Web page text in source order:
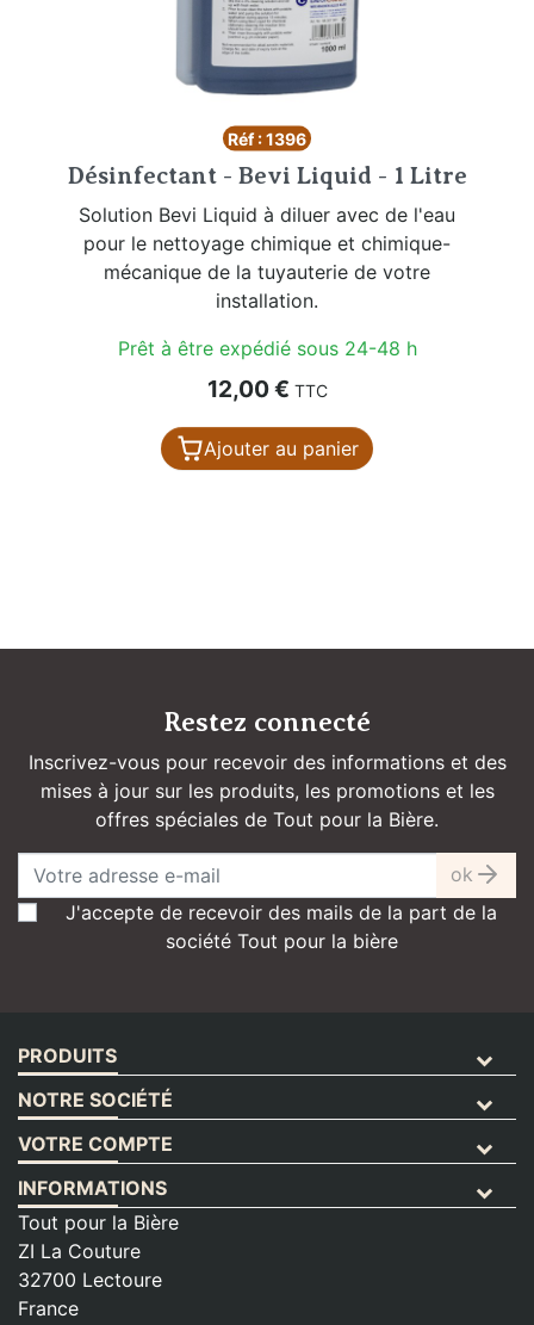
Réf : 1396
Désinfectant - Bevi Liquid - 1 Litre
Solution Bevi Liquid à diluer avec de l'eau
pour le nettoyage chimique et chimique-
mécanique de la tuyauterie de votre
installation.
Prêt à être expédié sous 24-48 h
Prix
12,00 € TTC
Ajouter au panier
Restez connecté
Inscrivez-vous pour recevoir des informations et des
mises à jour sur les produits, les promotions et les
offres spéciales de Tout pour la Bière.
ok
J'accepte de recevoir des mails de la part de la
société Tout pour la bière
PRODUITS
NOTRE SOCIÉTÉ
VOTRE COMPTE
INFORMATIONS
Tout pour la Bière
ZI La Couture
32700 Lectoure
France